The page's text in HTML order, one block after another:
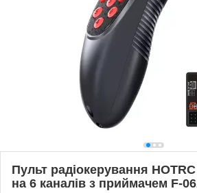
Пульт радіокерування
на 6 каналів з приймачем F-